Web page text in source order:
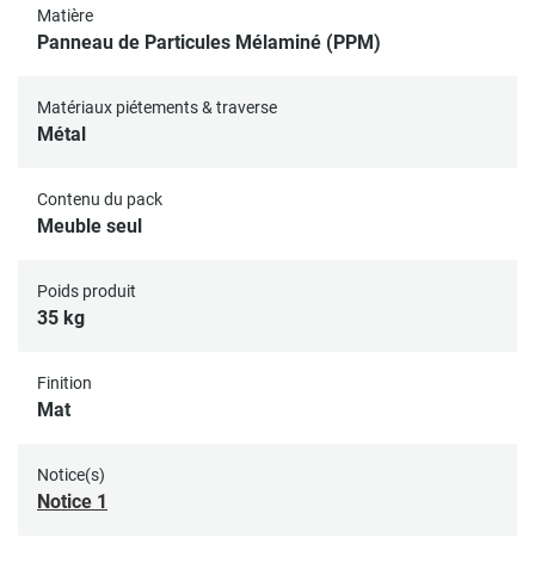
Matière
Panneau de Particules Mélaminé (PPM)
Matériaux piétements & traverse
Métal
Contenu du pack
Meuble seul
Poids produit
35 kg
Finition
Mat
Notice(s)
Notice 1